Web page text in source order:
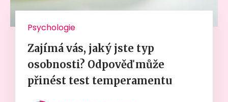
Psychologie
Zajímá vás, jaký jste typ
osobnosti? Odpověď může
přinést test temperamentu